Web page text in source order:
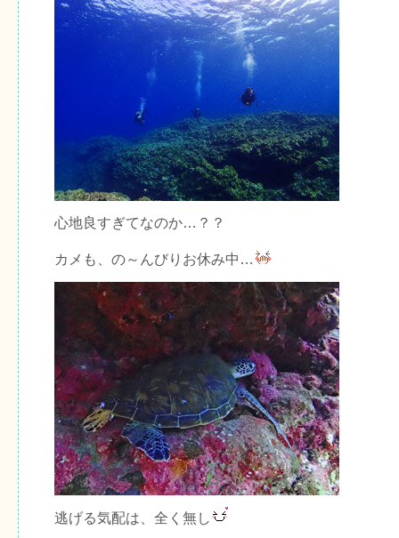
心地良すぎてなのか…？？
カメも、の～んびりお休み中…
逃げる気配は、全く無し